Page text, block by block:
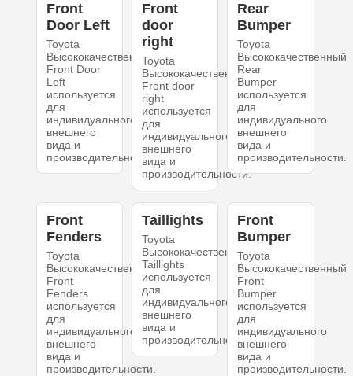
Front
Door Left
Toyota
Высококачественный
Front Door
Left
используется
для
индивидуального
внешнего
вида и
производительности.
Front
door
right
Toyota
Высококачественный
Front door
right
используется
для
индивидуального
внешнего
вида и
производительности.
Rear
Bumper
Toyota
Высококачественный
Rear
Bumper
используется
для
индивидуального
внешнего
вида и
производительности.
Front
Fenders
Toyota
Высококачественный
Front
Fenders
используется
для
индивидуального
внешнего
вида и
производительности.
Taillights
Toyota
Высококачественный
Taillights
используется
для
индивидуального
внешнего
вида и
производительности.
Front
Bumper
Toyota
Высококачественный
Front
Bumper
используется
для
индивидуального
внешнего
вида и
производительности.